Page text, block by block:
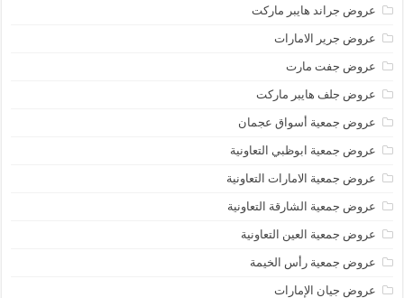
عروض جراند هايبر ماركت
عروض جرير الامارات
عروض جفت مارت
عروض جلف هايبر ماركت
عروض جمعية أسواق عجمان
عروض جمعية ابوظبي التعاونية
عروض جمعية الامارات التعاونية
عروض جمعية الشارقة التعاونية
عروض جمعية العين التعاونية
عروض جمعية رأس الخيمة
عروض جيان الإمارات